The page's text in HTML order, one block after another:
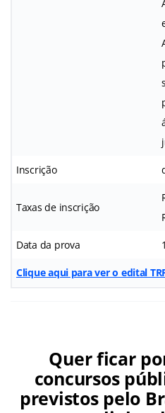
Inscrição
Taxas de inscrição
Data da prova
Clique aqui para ver o edital
Quer ficar
concursos
previstos pelo